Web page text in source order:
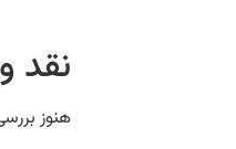
نقد
هنوز